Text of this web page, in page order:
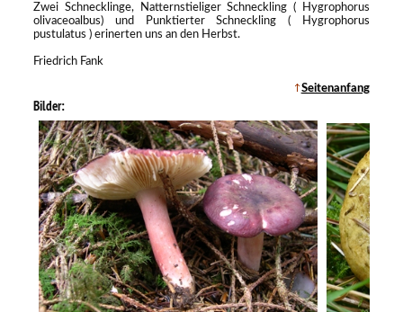
Zwei Schnecklinge, Natternstieliger Schneckling ( Hygrophorus
olivaceoalbus) und Punktierter Schneckling ( Hygrophorus
pustulatus ) erinerten uns an den Herbst.
Friedrich Fank
Seitenanfang
Bilder: